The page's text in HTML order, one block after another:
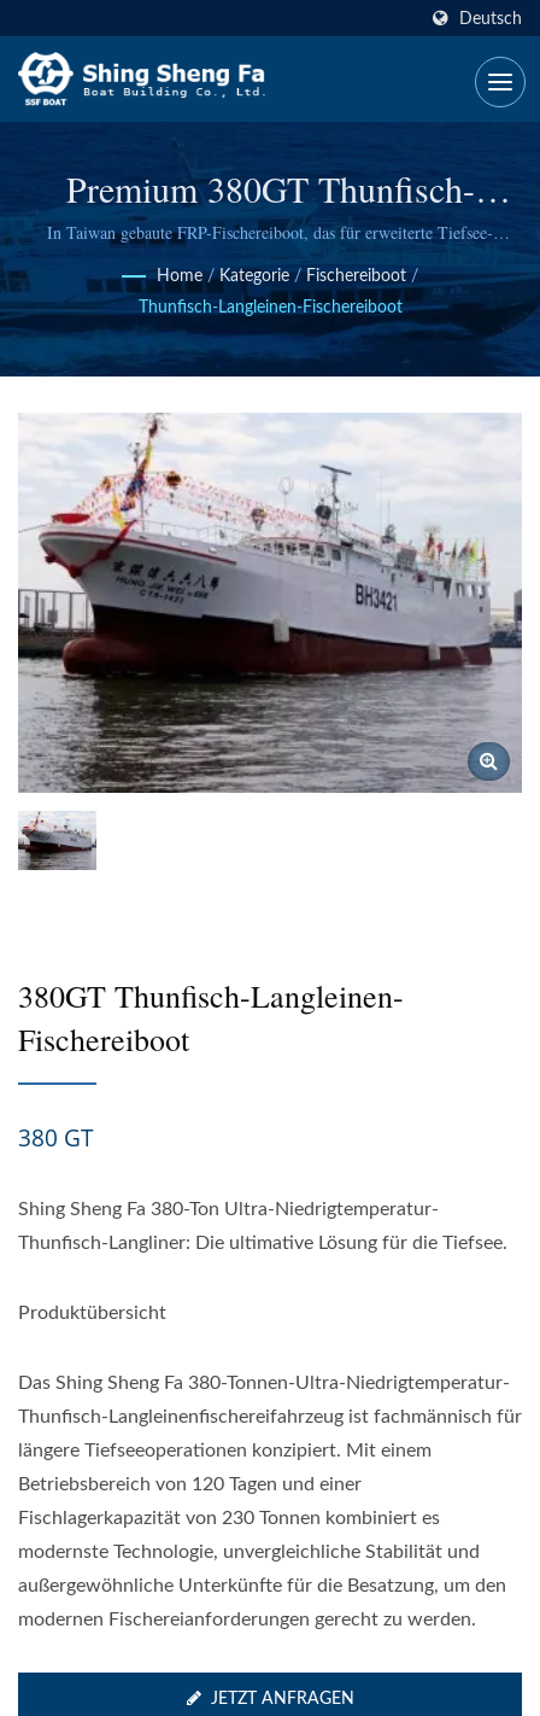
Deutsch
Premium 380GT Thunfisch-
Langliner-Fischereischiff Von SSF
In Taiwan gebaute FRP-Fischereiboot, das für erweiterte Tiefsee-
Thunfisch-Langstreckenoperationen mit ultratiefen Temperaturen und
einer Betriebsreichweite von 120 Tagen konzipiert ist.
Home / Kategorie / Fischereiboot /
Thunfisch-Langleinen-Fischereiboot
380GT Thunfisch-Langleinen-
Fischereiboot
380 GT
Shing Sheng Fa 380-Ton Ultra-Niedrigtemperatur-
Thunfisch-Langliner: Die ultimative Lösung für die Tiefsee.
Produktübersicht
Das Shing Sheng Fa 380-Tonnen-Ultra-Niedrigtemperatur-
Thunfisch-Langleinenfischereifahrzeug ist fachmännisch für
längere Tiefseeoperationen konzipiert. Mit einem
Betriebsbereich von 120 Tagen und einer
Fischlagerkapazität von 230 Tonnen kombiniert es
modernste Technologie, unvergleichliche Stabilität und
außergewöhnliche Unterkünfte für die Besatzung, um den
modernen Fischereianforderungen gerecht zu werden.
JETZT ANFRAGEN